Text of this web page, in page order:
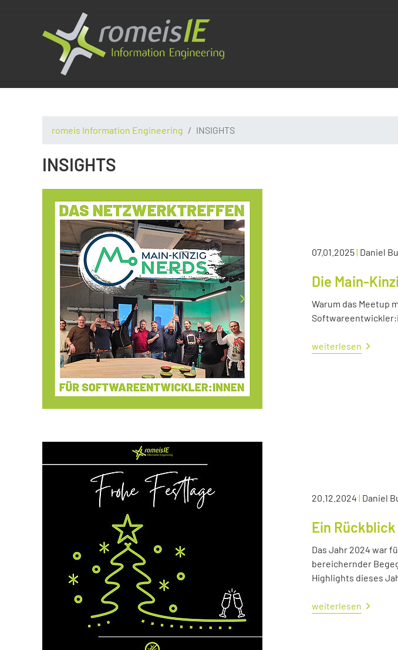
romeis Information Engineering INSIGHTS
INSIGHTS
07.01.2025| Daniel
Die Main-
Warum das Meetup
weiterlesen
20.12.2024 | Daniel
Ein
Das Jahr 2024 war
bereichernder
Highlights dieses
weiterlesen